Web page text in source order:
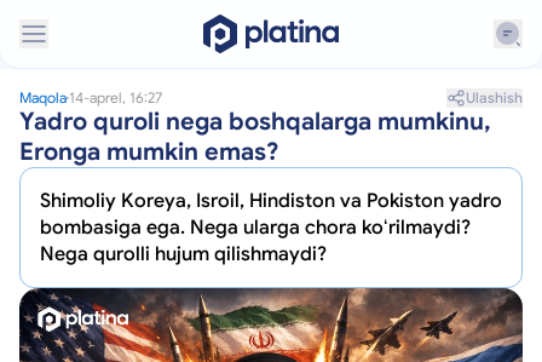
Maqola 14-aprel, 16:27 Ulashish
Yadro quroli nega boshqalarga mumkinu,
Eronga mumkin emas?
Shimoliy Koreya, Isroil, Hindiston va Pokiston yadro
bombasiga ega. Nega ularga chora koʻrilmaydi?
Nega qurolli hujum qilishmaydi?